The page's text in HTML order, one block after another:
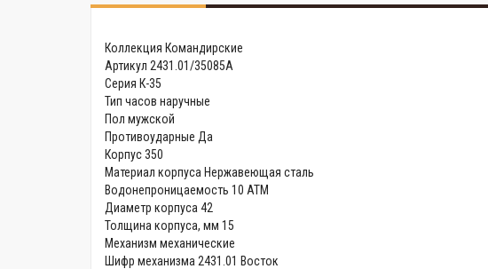
Коллекция Командирские
Артикул 2431.01/35085A
Серия К-35
Тип часов наручные
Пол мужской
Противоударные Да
Корпус 350
Материал корпуса Нержавеющая сталь
Водонепроницаемость 10 АТМ
Диаметр корпуса 42
Толщина корпуса, мм 15
Механизм механические
Шифр механизма 2431.01 Восток